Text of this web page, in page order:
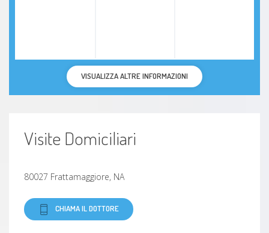
VISUALIZZA ALTRE INFORMAZIONI
Visite Domiciliari
80027 Frattamaggiore, NA
CHIAMA IL DOTTORE